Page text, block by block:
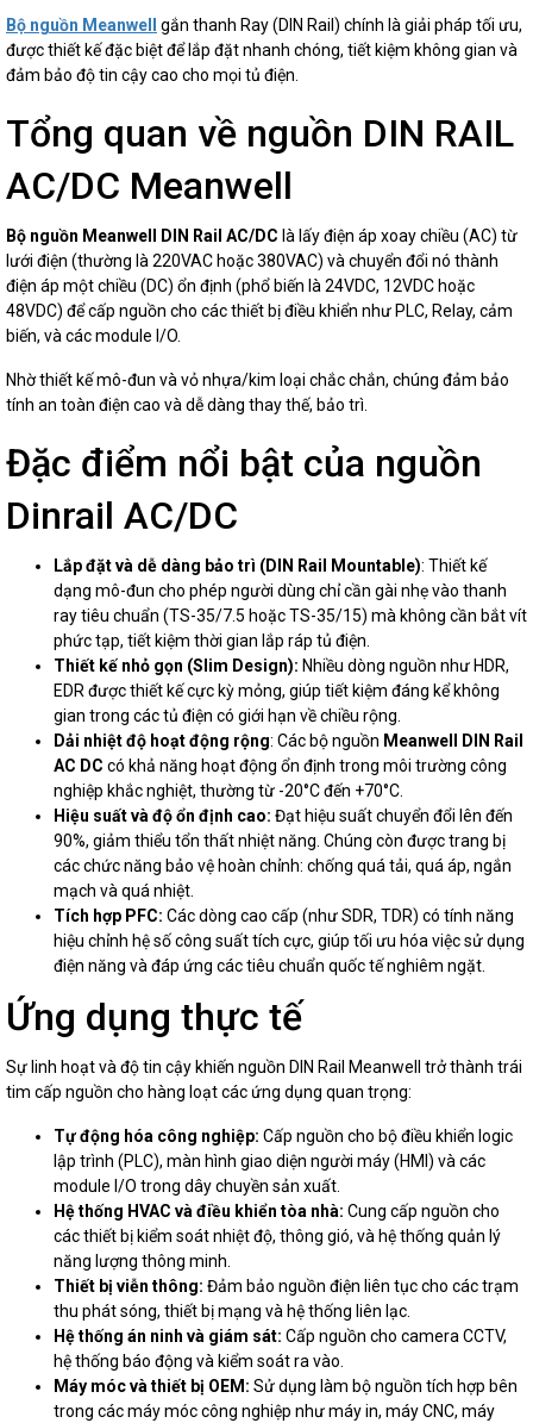
Bộ nguồn Meanwell
gắn thanh Ray (DIN Rail) chính là giải pháp tối ưu,
được thiết kế đặc biệt để lắp đặt nhanh chóng, tiết kiệm không gian và
đảm bảo độ tin cậy cao cho mọi tủ điện.
Tổng quan về nguồn DIN RAIL
AC/DC Meanwell
Bộ nguồn Meanwell DIN Rail AC/DC là lấy điện áp xoay chiều (AC) từ
lưới điện (thường là 220VAC hoặc 380VAC) và chuyển đổi nó thành
điện áp một chiều (DC) ổn định (phổ biến là 24VDC, 12VDC hoặc
48VDC) để cấp nguồn cho các thiết bị điều khiển như PLC, Relay, cảm
biến, và các module I/O.
Nhờ thiết kế mô-đun và vỏ nhựa/kim loại chắc chắn, chúng đảm bảo
tính an toàn điện cao và dễ dàng thay thế, bảo trì.
Đặc điểm nổi bật của nguồn
Dinrail AC/DC
Lắp đặt và dễ dàng bảo trì (DIN Rail Mountable): Thiết kế
dạng mô-đun cho phép người dùng chỉ cần gài nhẹ vào thanh
ray tiêu chuẩn (TS-35/7.5 hoặc TS-35/15) mà không cần bắt vít
phức tạp, tiết kiệm thời gian lắp ráp tủ điện.
Thiết kế nhỏ gọn (Slim Design): Nhiều dòng nguồn như HDR,
EDR được thiết kế cực kỳ mỏng, giúp tiết kiệm đáng kể không
gian trong các tủ điện có giới hạn về chiều rộng.
Dải nhiệt độ hoạt động rộng: Các bộ nguồn Meanwell DIN Rail
AC DC có khả năng hoạt động ổn định trong môi trường công
nghiệp khắc nghiệt, thường từ -20°C đến +70°C.
Hiệu suất và độ ổn định cao: Đạt hiệu suất chuyển đổi lên đến
90%, giảm thiểu tổn thất nhiệt năng. Chúng còn được trang bị
các chức năng bảo vệ hoàn chỉnh: chống quá tải, quá áp, ngắn
mạch và quá nhiệt.
Tích hợp PFC: Các dòng cao cấp (như SDR, TDR) có tính năng
hiệu chỉnh hệ số công suất tích cực, giúp tối ưu hóa việc sử dụng
điện năng và đáp ứng các tiêu chuẩn quốc tế nghiêm ngặt.
Ứng dụng thực tế
Sự linh hoạt và độ tin cậy khiến nguồn DIN Rail Meanwell trở thành trái
tim cấp nguồn cho hàng loạt các ứng dụng quan trọng:
Tự động hóa công nghiệp: Cấp nguồn cho bộ điều khiển logic
lập trình (PLC), màn hình giao diện người máy (HMI) và các
module I/O trong dây chuyền sản xuất.
Hệ thống HVAC và điều khiển tòa nhà: Cung cấp nguồn cho
các thiết bị kiểm soát nhiệt độ, thông gió, và hệ thống quản lý
năng lượng thông minh.
Thiết bị viễn thông: Đảm bảo nguồn điện liên tục cho các trạm
thu phát sóng, thiết bị mạng và hệ thống liên lạc.
Hệ thống án ninh và giám sát: Cấp nguồn cho camera CCTV,
hệ thống báo động và kiểm soát ra vào.
Máy móc và thiết bị OEM: Sử dụng làm bộ nguồn tích hợp bên
trong các máy móc công nghiệp như máy in, máy CNC, máy